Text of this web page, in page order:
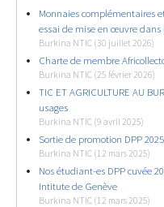
Monnaies complémentaires
essai de mise en œuvre dans
Burkina NTIC (30 juillet 2026)
Charte de membre
Burkina NTIC (25 février 2026)
TIC ET AGRICULTURE AU
usages
Burkina NTIC (9 avril 2025)
Sortie de promotion DPP
Burkina NTIC (12 mars 2025)
Nos étudiant-es DPP cuvée
Intitute de Genève
Burkina NTIC (12 mars 2025)